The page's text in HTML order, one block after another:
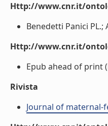
Http://www.cnr.it/
Benedetti Panici PL.;
Http://www.cnr.it/
Epub ahead of print
Rivista
Journal of maternal-